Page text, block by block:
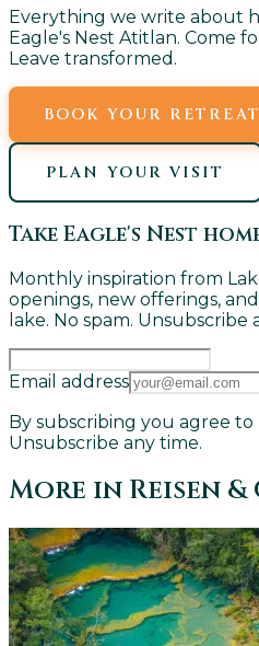
Everything we write about
Eagle's Nest Atitlan. Come
Leave transformed.
BOOK YOUR RETREAT
PLAN YOUR VISIT
Take Eagle's Nest
Monthly inspiration from
openings, new offerings,
lake. No spam. Unsubscribe
Email address
By subscribing you agree
Unsubscribe any time.
More in Reisen